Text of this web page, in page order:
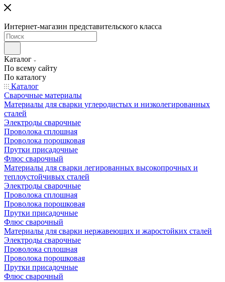
Интернет-магазин представительского класса
Каталог
По всему сайту
По каталогу
Каталог
Сварочные материалы
Материалы для сварки углеродистых и низколегированных
сталей
Электроды сварочные
Проволока сплошная
Проволока порошковая
Прутки присадочные
Флюс сварочный
Материалы для сварки легированных высокопрочных и
теплоустойчивых сталей
Электроды сварочные
Проволока сплошная
Проволока порошковая
Прутки присадочные
Флюс сварочный
Материалы для сварки нержавеющих и жаростойких сталей
Электроды сварочные
Проволока сплошная
Проволока порошковая
Прутки присадочные
Флюс сварочный